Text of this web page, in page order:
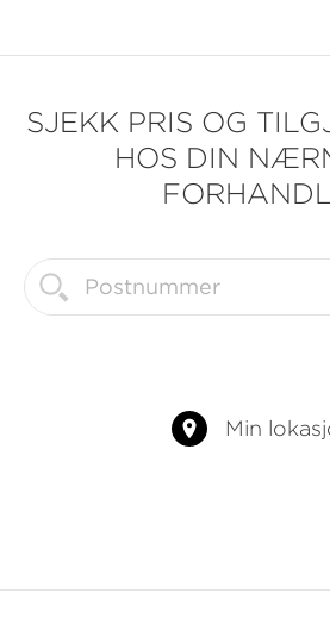
SJEKK PRIS OG
HOS DIN
Min